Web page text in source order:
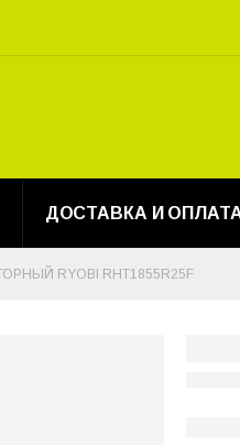
ДОСТАВКА И
RYOBI RHT1855R25F